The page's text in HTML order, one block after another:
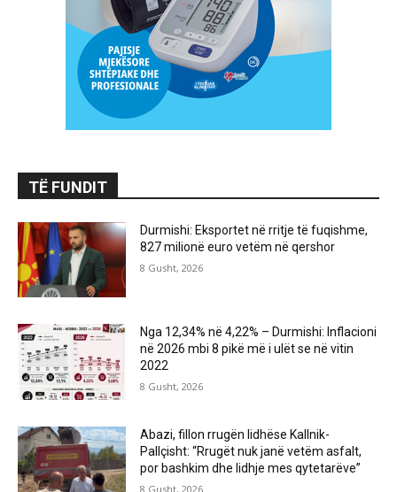
TË FUNDIT
Durmishi: Eksportet në rritje të fuqishme,
827 milionë euro vetëm në qershor
8 Gusht, 2026
Nga 12,34% në 4,22% – Durmishi: Inflacioni
në 2026 mbi 8 pikë më i ulët se në vitin
2022
8 Gusht, 2026
Abazi, fillon rrugën lidhëse Kallnik-
Pallçisht: “Rrugët nuk janë vetëm asfalt,
por bashkim dhe lidhje mes qytetarëve”
8 Gusht, 2026